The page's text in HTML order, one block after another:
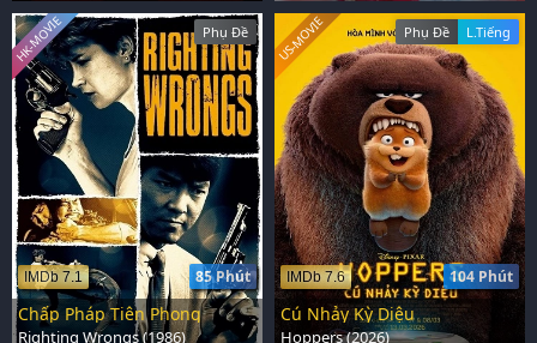
Phụ Đề
85 Phút
IMDb 7.1
HK-MOVIE
Chấp Pháp Tiên Phong
Righting Wrongs (1986)
Phụ Đề L.Tiếng
104 Phút
IMDb 7.6
US-MOVIE
Cú Nhảy Kỳ Diệu
Hoppers (2026)